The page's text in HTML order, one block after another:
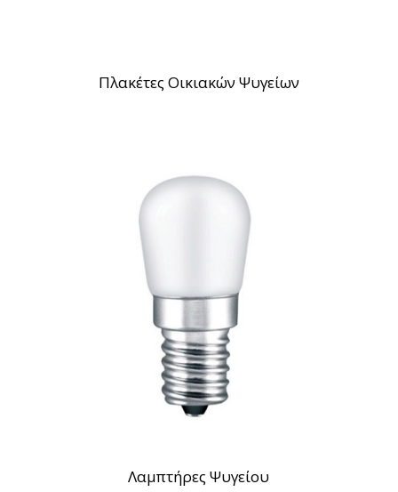
Πλακέτες Οικιακών Ψυγείων
Λαμπτήρες Ψυγείου